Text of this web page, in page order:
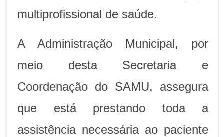
multiprofissional de saúde.
A Administração Municipal, por
meio desta Secretaria e
Coordenação do SAMU, assegura
que está prestando toda a
assistência necessária ao paciente